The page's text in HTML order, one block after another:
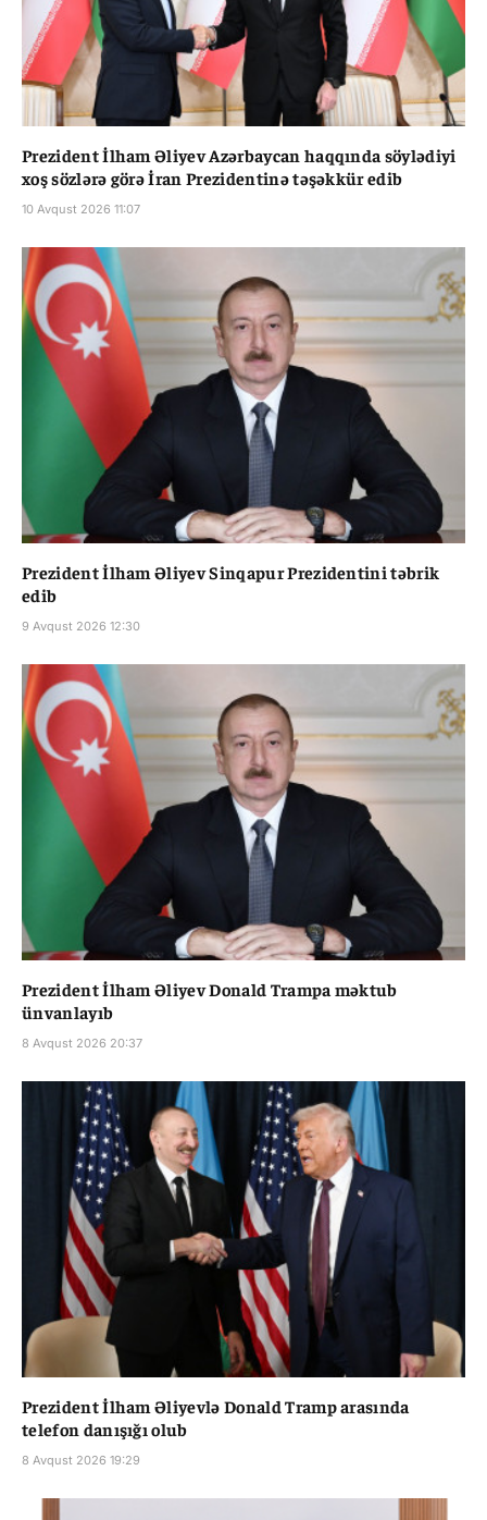
Prezident İlham Əliyev Azərbaycan haqqında söylədiyi
xoş sözlərə görə İran Prezidentinə təşəkkür edib
10 Avqust 2026 11:07
Prezident İlham Əliyev Sinqapur Prezidentini təbrik
edib
9 Avqust 2026 12:30
Prezident İlham Əliyev Donald Trampa məktub
ünvanlayıb
8 Avqust 2026 20:37
Prezident İlham Əliyevlə Donald Tramp arasında
telefon danışığı olub
8 Avqust 2026 19:29